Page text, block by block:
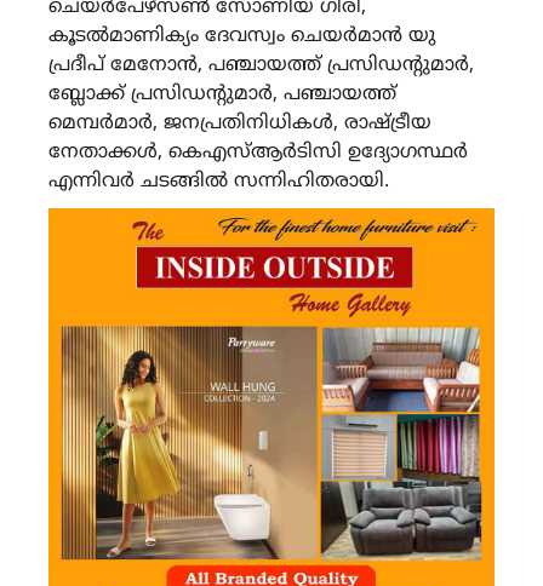
ചെയർപേഴ്സൺ സോണിയ ഗിരി,
കൂടൽമാണിക്യം ദേവസ്വം ചെയർമാൻ യു
പ്രദീപ് മേനോൻ, പഞ്ചായത്ത് പ്രസിഡന്റുമാർ,
ബ്ലോക്ക് പ്രസിഡന്റുമാർ, പഞ്ചായത്ത്
മെമ്പർമാർ, ജനപ്രതിനിധികൾ, രാഷ്ട്രീയ
നേതാക്കൾ, കെഎസ്ആർടിസി ഉദ്യോഗസ്ഥർ
എന്നിവർ ചടങ്ങിൽ സന്നിഹിതരായി.